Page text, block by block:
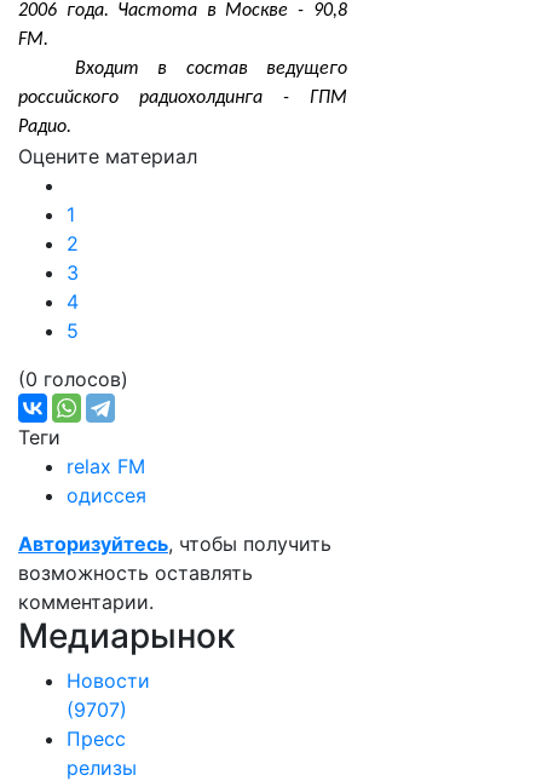
2006 года. Частота в Москве - 90,8
FM.
Входит в состав ведущего
российского радиохолдинга - ГПМ
Радио.
Оцените материал
1
2
3
4
5
(0 голосов)
Теги
relax FM
одиссея
Авторизуйтесь, чтобы получить
возможность оставлять
комментарии.
Медиарынок
Новости
(9707)
Пресс
релизы